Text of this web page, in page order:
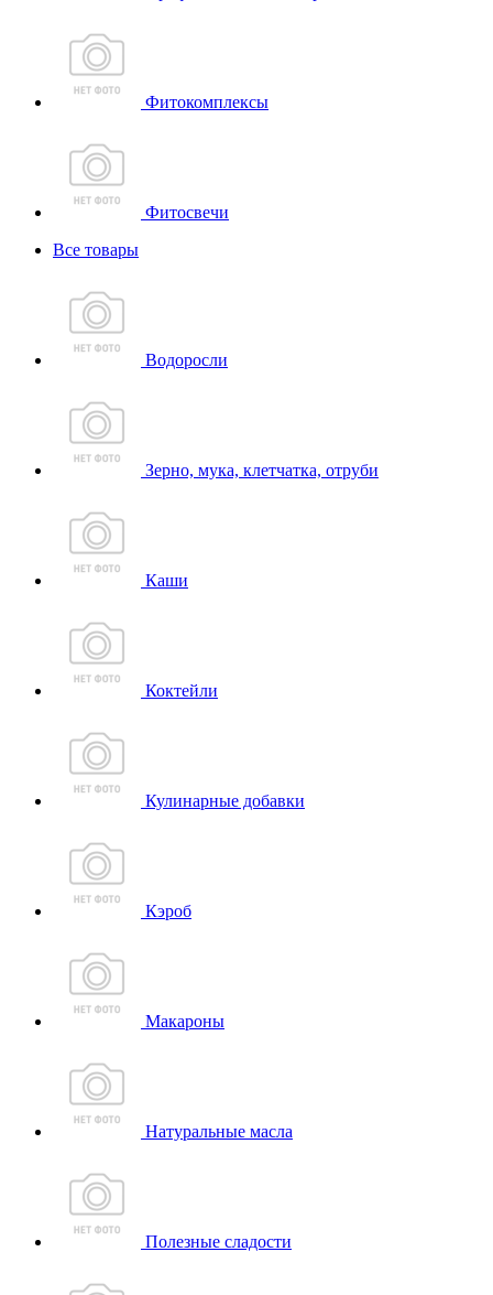
Фитокомплексы
Фитосвечи
Все товары
Водоросли
Зерно, мука, клетчатка, отруби
Каши
Коктейли
Кулинарные добавки
Кэроб
Макароны
Натуральные масла
Полезные сладости